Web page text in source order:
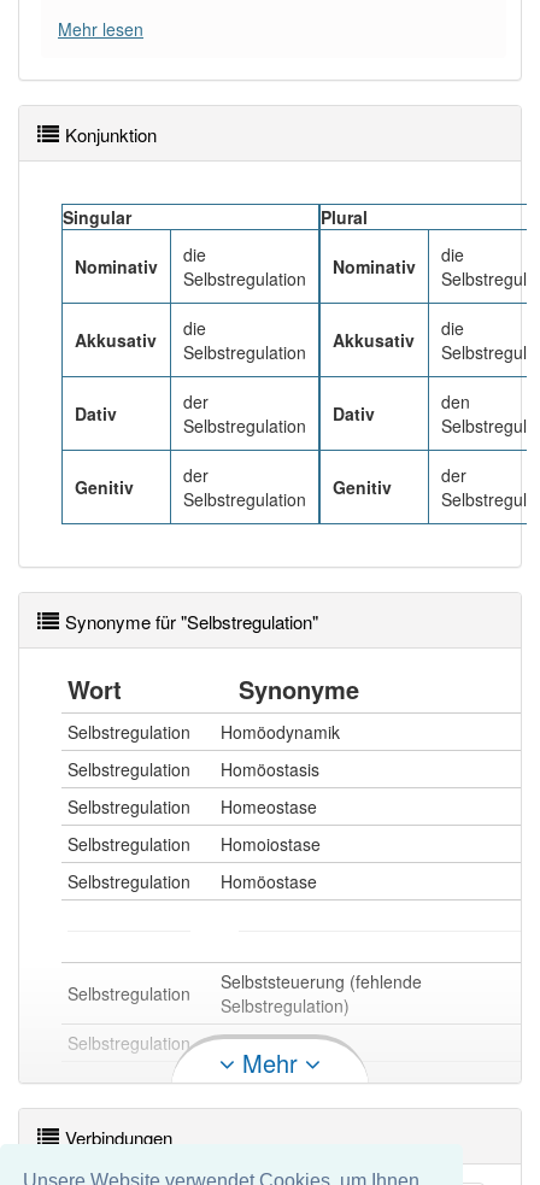
Unsere Website verwendet Cookies, um Ihnen
Häufigkeit: 2 von 10
Wörter mit Endung -selbstregulation: 1
Wörter mit Endung-selbstregulation
aber mit einem
anderen Artikeldie: 0
87% unserer Spielapp-Nutzer haben den Artikel
Mehr lesen
Konjunktion
Singular
Nominativ
die
Selbstregulation
Akkusativ
die
Selbstregulation
Dativ
der
Selbstregulation
Genitiv
der
Selbstregulation
Plural
Nominativ
die
Akkusativ
die
Dativ
den
Genitiv
der
Synonyme für "Selbstregulation"
Wort Synonyme
Selbstregulation
Homöodynamik
Selbstregulation
Homöostasis
Selbstregulation
Homeostase
Selbstregulation
Homoiostase
Selbstregulation
Homöostase
Selbstregulation
Selbststeuerung (fehlende
Selbstregulation)
Selbstregulation
Impulskontrolle
Selbstregulation openthesaurus
Mehr
Verbindungen